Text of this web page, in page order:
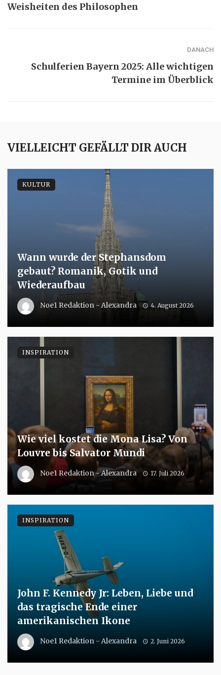
Weisheiten des Philosophen
DANACH
Schulferien Bayern 2025: Alle wichtigen
Termine im Überblick
VIELLEICHT GEFÄLLT DIR AUCH
Wann wurde der Stephansdom
gebaut? Romanik, Gotik und
Wiederaufbau
Noe1 Redaktion - Alexandra 4. August 2026
KULTUR
Wie viel kostet die Mona Lisa? Von
Louvre bis Salvator Mundi
Noe1 Redaktion - Alexandra 17. Juli 2026
INSPIRATION
John F. Kennedy Jr: Leben, Liebe und
das tragische Ende einer
amerikanischen Ikone
Noe1 Redaktion - Alexandra 2. Juni 2026
INSPIRATION